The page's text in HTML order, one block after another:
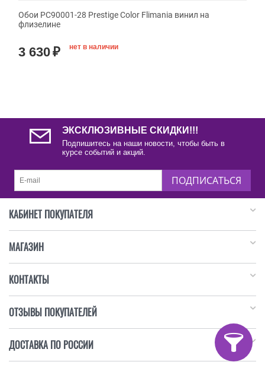
Обои PC90001-28 Prestige Color Flimania винил на
флизелине
3 630₽ нет в наличии
ЭКСКЛЮЗИВНЫЕ СКИДКИ!!!
Подпишитесь на наши новости, чтобы быть в
курсе событий и акций.
ПОДПИСАТЬСЯ
КАБИНЕТ ПОКУПАТЕЛЯ
МАГАЗИН
КОНТАКТЫ
ОТЗЫВЫ ПОКУПАТЕЛЕЙ
ДОСТАВКА ПО РОССИИ